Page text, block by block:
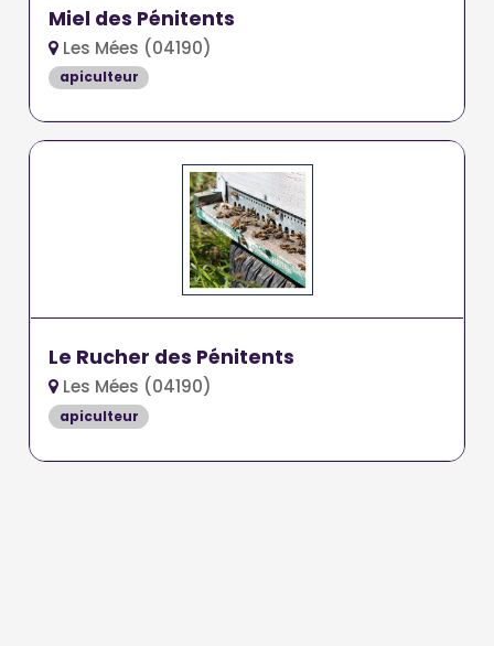
Miel des Pénitents
Les Mées (04190)
apiculteur
Le Rucher des Pénitents
Les Mées (04190)
apiculteur